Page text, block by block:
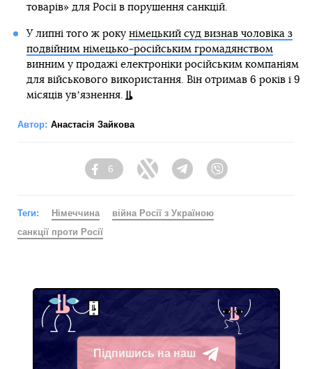
товарів» для Росії в порушення санкцій.
У липні того ж року німецький суд визнав чоловіка з
подвійним німецько-російським громадянством
винним у продажі електроніки російським компаніям
для військового використання. Він отримав 6 років і 9
місяців увʼязнення.
Автор: Анастасія Зайкова
Facebook
6
Twitter TelegramViber
Теги: Німеччина
війна Росії з Україною
санкції проти Росії
Підпишись на наш
Telegram